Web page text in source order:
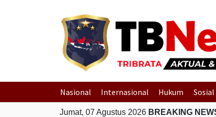
Nasional Internasional Hukum Sosial
Jumat, 07 Agustus 2026 BREAKING